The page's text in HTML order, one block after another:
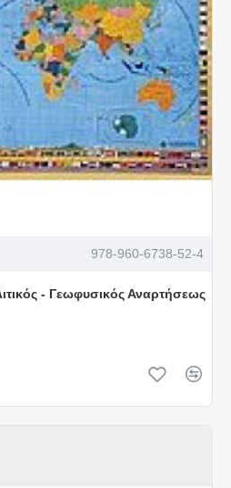
978-960-6738-52-4
- Γεωφυσικός Αναρτήσεως